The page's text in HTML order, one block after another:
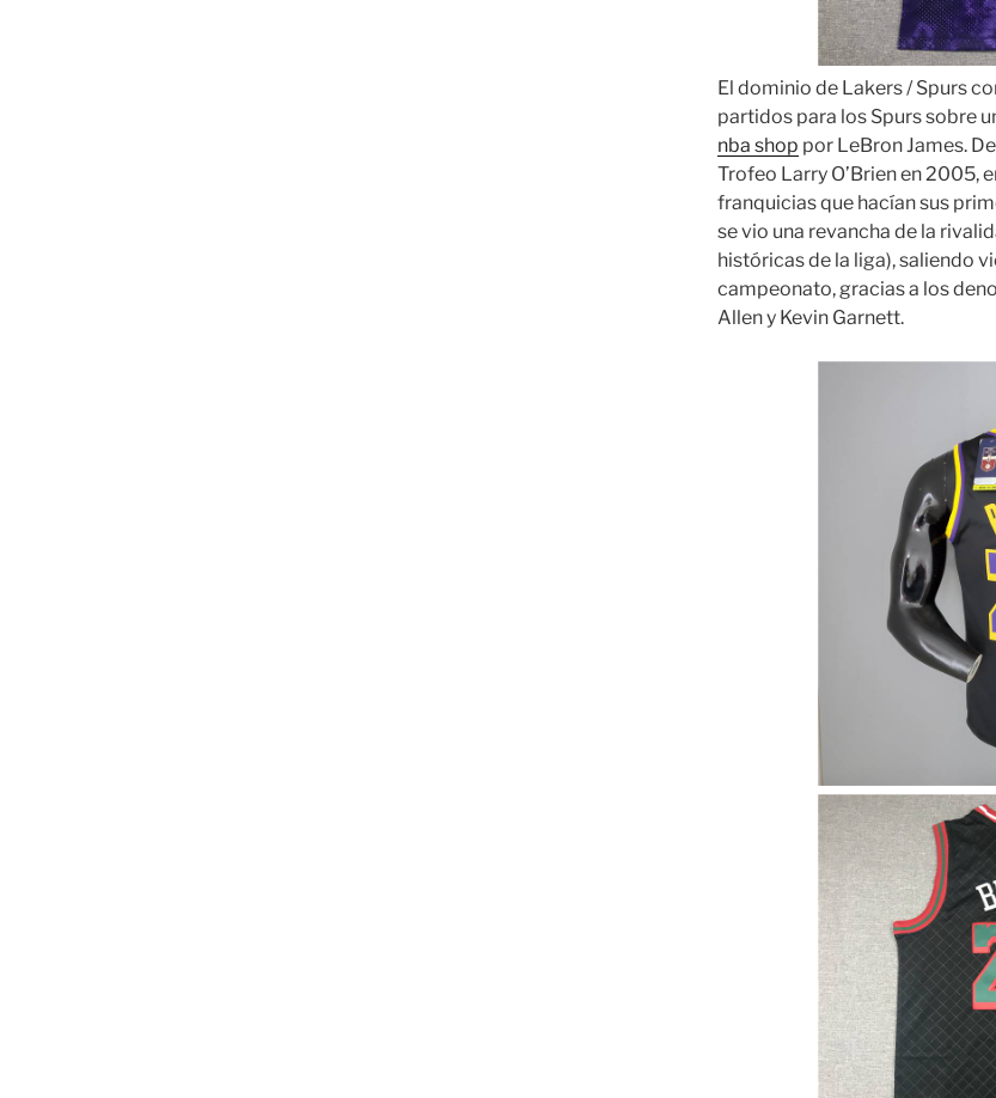
El dominio de Lakers / Spurs
partidos para los Spurs sobre
nba shop por LeBron James.
Trofeo Larry O’Brien en 2005,
franquicias que hacían sus
se vio una revancha de la
históricas de la liga), saliendo
campeonato, gracias a los
Allen y Kevin Garnett.